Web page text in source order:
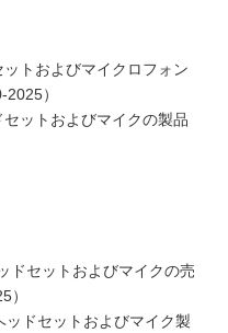
トおよびマイクロフォン
）
ットおよびマイクの製品
ドセットおよびマイクの売
）
ドセットおよびマイク製